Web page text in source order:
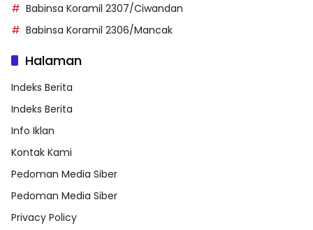
Babinsa Koramil 2307/Ciwandan
Babinsa Koramil 2306/Mancak
Halaman
Indeks Berita
Indeks Berita
Info Iklan
Kontak Kami
Pedoman Media Siber
Pedoman Media Siber
Privacy Policy